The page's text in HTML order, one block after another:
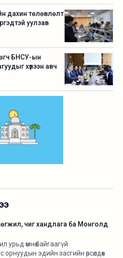
дахин төлөвлөлт
уулзав
БНСУ-ын
хүлээн авч
чиг хандлага ба Монголд
урьд өмнө байгаагүй
орнуудын эдийн засгийн өрсөлдөх